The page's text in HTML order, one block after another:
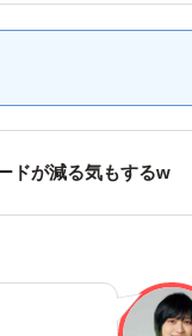
ドが減る気もするw